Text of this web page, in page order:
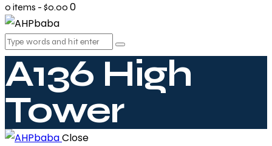
0 items - $0.00 0
A136 High
Tower
Close